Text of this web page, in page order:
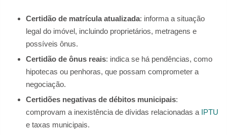
Certidão de matrícula atualizada: informa a situação
legal do imóvel, incluindo proprietários, metragens e
possíveis ônus.
Certidão de ônus reais: indica se há pendências, como
hipotecas ou penhoras, que possam comprometer a
negociação.
Certidões negativas de débitos municipais:
comprovam a inexistência de dívidas relacionadas a IPTU
e taxas municipais.